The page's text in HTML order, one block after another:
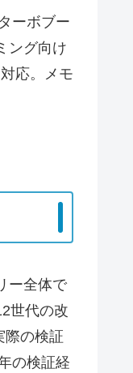
ーボブー
ング向け
応。メモ
ー全体で
世代の改
際の検証
の検証経